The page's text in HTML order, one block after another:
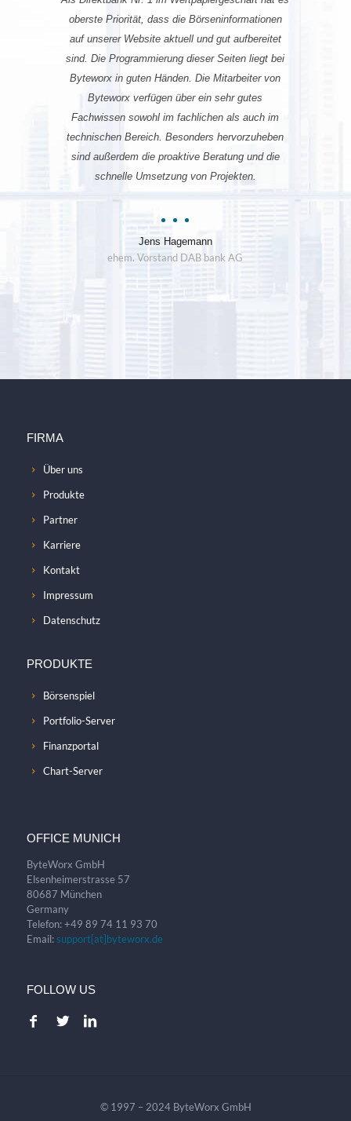
oberste Priorität, dass die Börseninformationen
auf unserer Website aktuell und gut aufbereitet
sind. Die Programmierung dieser Seiten liegt bei
Byteworx in guten Händen. Die Mitarbeiter von
Byteworx verfügen über ein sehr gutes
Fachwissen sowohl im fachlichen als auch im
technischen Bereich. Besonders hervorzuheben
sind außerdem die proaktive Beratung und die
schnelle Umsetzung von Projekten.
Jens Hagemann
ehem. Vorstand DAB bank AG
FIRMA
Über uns
Produkte
Partner
Karriere
Kontakt
Impressum
Datenschutz
PRODUKTE
Börsenspiel
Portfolio-Server
Finanzportal
Chart-Server
OFFICE MUNICH
ByteWorx GmbH
Elsenheimerstrasse 57
80687 München
Germany
Telefon: +49 89 74 11 93 70
Email: support[at]byteworx.de
FOLLOW US
© 1997 – 2024 ByteWorx GmbH